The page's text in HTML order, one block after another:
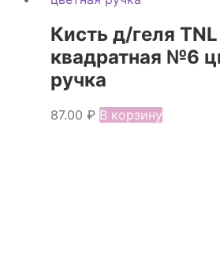
Кисть д/геля TNL
квадратная №6
ручка
87.00 ₽ В корзину